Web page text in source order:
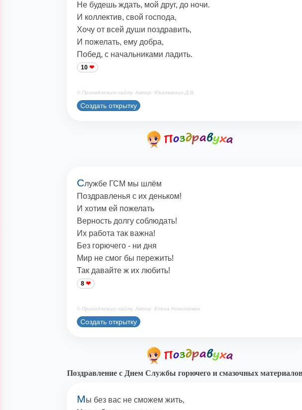
Не будешь ждать, мой друг, до ночи.
И коллектив, свой господа,
Хочу от всей души поздравить,
И пожелать, ему добра,
Побед, с начальниками ладить.
10
© Принадлежит сайту. Автор: Юкалевских Д.В.
Создать открытку
Службе ГСМ мы шлём
Поздравленья с их деньком!
И хотим ей пожелать
Верность долгу соблюдать!
Их работа так важна!
Без горючего - ни дня
Мир не смог бы пережить!
Так давайте ж их любить!
8
© Принадлежит сайту. Автор: Елена Николаевна
Создать открытку
Поздравление с Днем Службы горючего и смазочных
Мы без вас не сможем жить,